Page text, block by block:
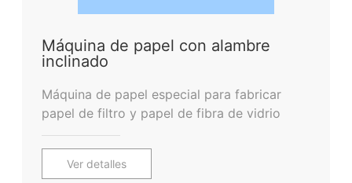
Máquina de papel con alambre
inclinado
Máquina de papel especial para fabricar
papel de filtro y papel de fibra de vidrio
Ver detalles